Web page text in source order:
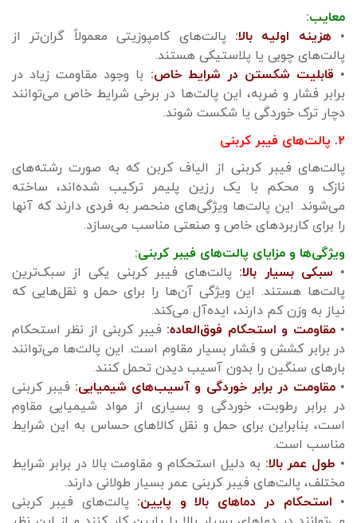
معایب:
• هزینه اولیه بالا: پالت‌های کامپوزیتی معمولاً گران‌تر از
پالت‌های چوبی یا پلاستیکی هستند.
• قابلیت شکستن در شرایط خاص: با وجود مقاومت زیاد در
برابر فشار و ضربه، این پالت‌ها در برخی شرایط خاص می‌توانند
دچار ترک خوردگی یا شکست شوند.
۲. پالت‌های فیبر کربنی
پالت‌های فیبر کربنی از الیاف کربن که به صورت رشته‌های
نازک و محکم با یک رزین پلیمر ترکیب شده‌اند، ساخته
می‌شوند. این پالت‌ها ویژگی‌های منحصر به فردی دارند که آنها
را برای کاربردهای خاص و صنعتی مناسب می‌سازد.
ویژگی‌ها و مزایای پالت‌های فیبر کربنی:
• سبکی بسیار بالا: پالت‌های فیبر کربنی یکی از سبک‌ترین
پالت‌ها هستند. این ویژگی آن‌ها را برای حمل و نقل‌هایی که
نیاز به وزن کم دارند، ایده‌آل می‌کند.
•مقاومت و استحکام فوق‌العاده: فیبر کربنی از نظر استحکام
در برابر کشش و فشار بسیار مقاوم است. این پالت‌ها می‌توانند
بارهای سنگین را بدون آسیب دیدن تحمل کنند.
•مقاومت در برابر خوردگی و آسیب‌های شیمیایی: فیبر کربنی
در برابر رطوبت، خوردگی و بسیاری از مواد شیمیایی مقاوم
است، بنابراین برای حمل و نقل کالاهای حساس به این شرایط
مناسب است.
• طول عمر بالا: به دلیل استحکام و مقاومت بالا در برابر شرایط
مختلف، پالت‌های فیبر کربنی عمر بسیار طولانی دارند.
• استحکام در دماهای بالا و پایین: پالت‌های فیبر کربنی